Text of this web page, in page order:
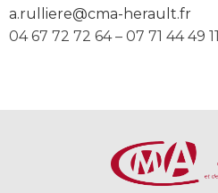
a.rulliere@cma-herault.fr
04 67 72 72 64 – 07 71 44 49 11